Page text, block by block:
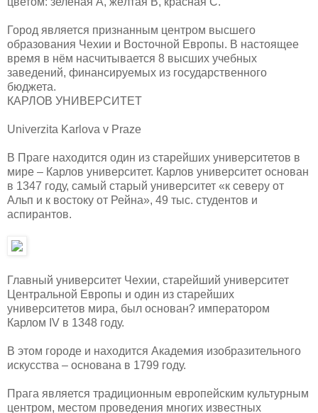
Город является признанным центром высшего
образования Чехии и Восточной Европы. В настоящее
время в нём насчитывается 8 высших учебных
заведений, финансируемых из государственного
бюджета.
КАРЛОВ УНИВЕРСИТЕТ
Univerzita Karlova v Praze
В Праге находится один из старейших университетов в
мире – Карлов университет. Карлов университет основан
в 1347 году, самый старый университет «к северу от
Альп и к востоку от Рейна», 49 тыс. студентов и
аспирантов.
Главный университет Чехии, старейший университет
Центральной Европы и один из старейших
университетов мира, был основан? императором
Карлом IV в 1348 году.
В этом городе и находится Академия изобразительного
искусства – основана в 1799 году.
Прага является традиционным европейским культурным
центром, местом проведения многих известных